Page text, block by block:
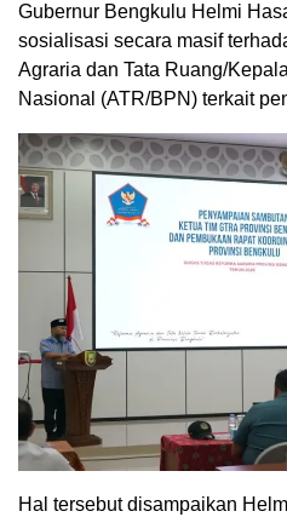
Gubernur Bengkulu Helmi
sosialisasi secara masif
Agraria dan Tata Ruang/
Nasional (ATR/BPN) terkait
Hal tersebut disampaikan